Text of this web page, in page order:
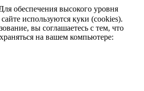
обеспечения высокого уровня
используются куки (cookies).
вы соглашаетесь с тем, что
на вашем компьютере: